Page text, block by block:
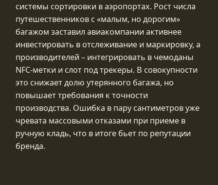
системы сортировки в аэропортах. Рост числа
путешественников с «малым, но дорогим»
багажом заставил авиакомпании активнее
инвестировать в отслеживание и маркировку, а
производителей – интегрировать в чемоданы
NFC‑метки и слот под трекеры. В совокупности
это снижает долю утерянного багажа, но
повышает требования к точности
производства. Ошибка в пару сантиметров уже
чревата массовыми отказами при приеме в
ручную кладь, что в итоге бьет по репутации
бренда.